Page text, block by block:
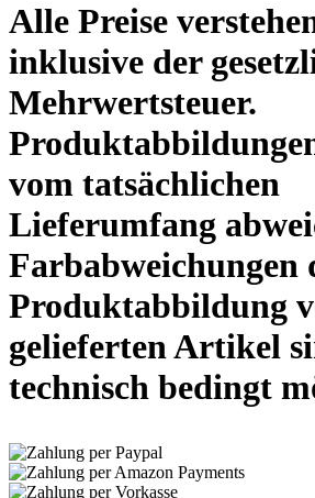
Alle Preise
inklusive der
Mehrwertsteuer.
vom tatsächlichen
Lieferumfang
Farbabweichungen
Produktabbildung
gelieferten Artikel
technisch bedingt